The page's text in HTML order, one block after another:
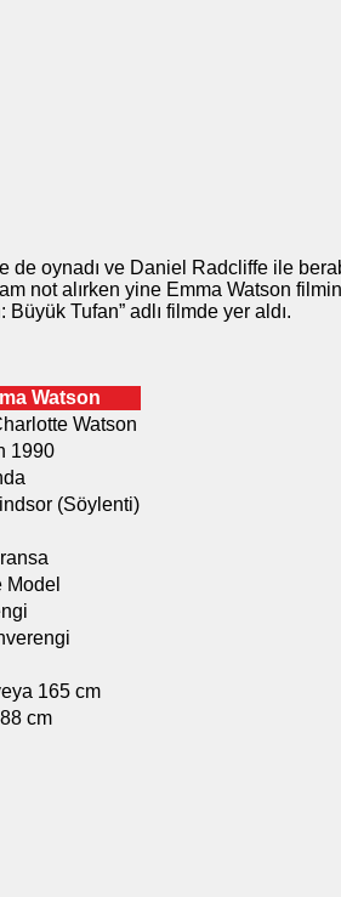
de oynadı ve Daniel Radcliffe ile
not alırken yine Emma Watson
Büyük Tufan” adlı filmde yer aldı.
Watson
Watson
1990
(Söylenti)
Model
165 cm
cm